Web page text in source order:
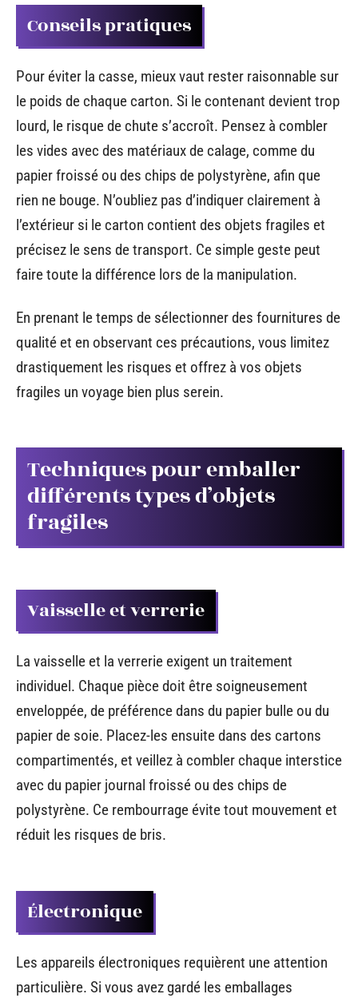
Conseils pratiques
Pour éviter la casse, mieux vaut rester raisonnable sur
le poids de chaque carton. Si le contenant devient trop
lourd, le risque de chute s’accroît. Pensez à combler
les vides avec des matériaux de calage, comme du
papier froissé ou des chips de polystyrène, afin que
rien ne bouge. N’oubliez pas d’indiquer clairement à
l’extérieur si le carton contient des objets fragiles et
précisez le sens de transport. Ce simple geste peut
faire toute la différence lors de la manipulation.
En prenant le temps de sélectionner des fournitures de
qualité et en observant ces précautions, vous limitez
drastiquement les risques et offrez à vos objets
fragiles un voyage bien plus serein.
Techniques pour emballer
différents types d’objets
fragiles
Vaisselle et verrerie
La vaisselle et la verrerie exigent un traitement
individuel. Chaque pièce doit être soigneusement
enveloppée, de préférence dans du papier bulle ou du
papier de soie. Placez-les ensuite dans des cartons
compartimentés, et veillez à combler chaque interstice
avec du papier journal froissé ou des chips de
polystyrène. Ce rembourrage évite tout mouvement et
réduit les risques de bris.
Électronique
Les appareils électroniques requièrent une attention
particulière. Si vous avez gardé les emballages